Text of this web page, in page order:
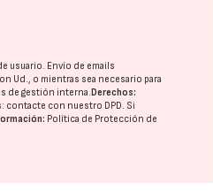
usuario. Envío de emails
Ud., o mientras sea necesario para
de gestión interna.Derechos:
contacte con nuestro DPD . Si
Política de Protección de